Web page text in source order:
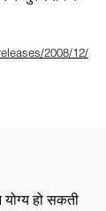
2008/12/
योग्य हो सकती